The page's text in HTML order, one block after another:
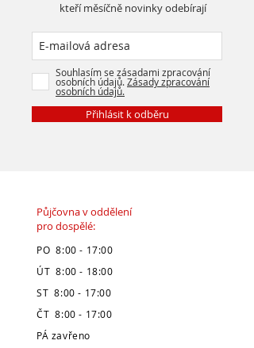
kteří měsíčně novinky odebírají
Souhlasím se zásadami zpracování
osobních údajů.Zásady zpracování
osobních údajů.
Přihlásit k odběru
Půjčovna v oddělení
pro dospělé:
PO 8:00 - 17:00
ÚT 8:00 - 18:00
ST 8:00 - 17:00
ČT 8:00 - 17:00
PÁ zavřeno